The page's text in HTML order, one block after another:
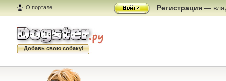
О портале Регистрация —
Добавь свою собаку!